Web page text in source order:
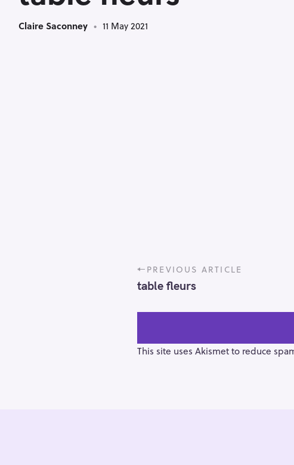
Claire Saconney 11 May 2021
P
o
s
t
v
PREVIOUS ARTICLE
table fleurs
This site uses Akismet to reduce